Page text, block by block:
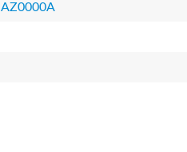
AZ0000A